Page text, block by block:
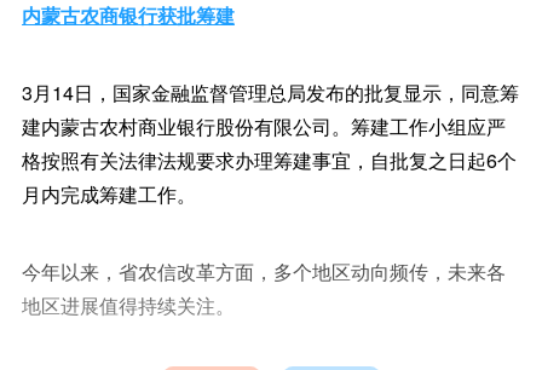
内蒙古农商银行获批筹建
3月14日，国家金融监督管理总局发布的批复显示，同意筹
建内蒙古农村商业银行股份有限公司。筹建工作小组应严
格按照有关法律法规要求办理筹建事宜，自批复之日起6个
月内完成筹建工作。
今年以来，省农信改革方面，多个地区动向频传，未来各
地区进展值得持续关注。